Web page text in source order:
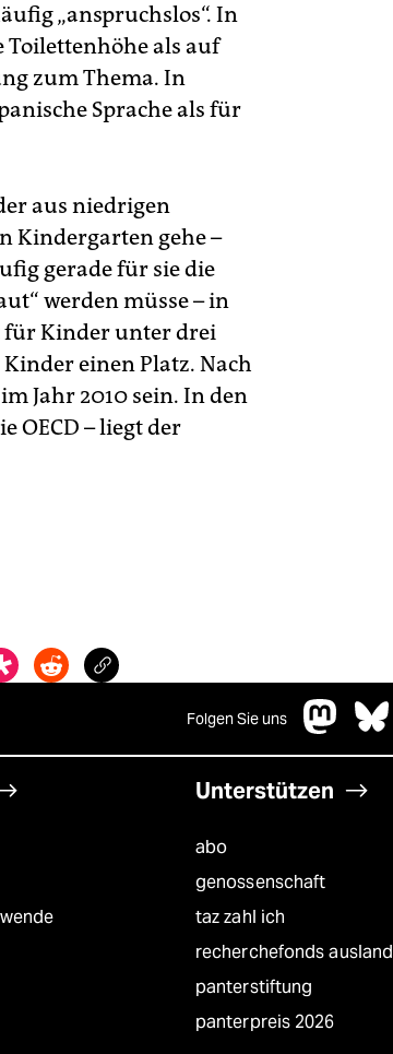
„anspruchslos“. In
Toilettenhöhe als auf
zum Thema. In
Sprache als für
aus niedrigen
Kindergarten gehe –
gerade für sie die
werden müsse – in
für Kinder unter drei
einen Platz. Nach
Jahr 2010 sein. In den
OECD – liegt der
Folgen Sie uns
Unterstützen
abo
genossenschaft
taz zahl ich
recherchefonds ausland
panterstiftung
panterpreis 2026